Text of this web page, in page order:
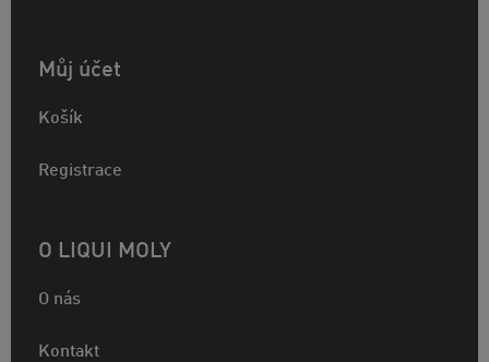
Můj účet
Košík
Registrace
O LIQUI MOLY
O nás
Kontakt